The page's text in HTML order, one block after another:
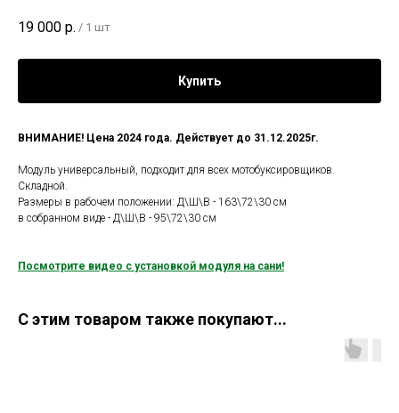
19 000 р. / 1 шт
Купить
ВНИМАНИЕ! Цена 2024 года. Действует до 31.12.2025г.
Модуль универсальный, подходит для всех мотобуксировщиков.
Складной.
Размеры в рабочем положении: Д\Ш\В - 163\72\30 см
в собранном виде - Д\Ш\В - 95\72\30 см
Посмотрите видео с установкой модуля на сани!
С этим товаром также покупают...